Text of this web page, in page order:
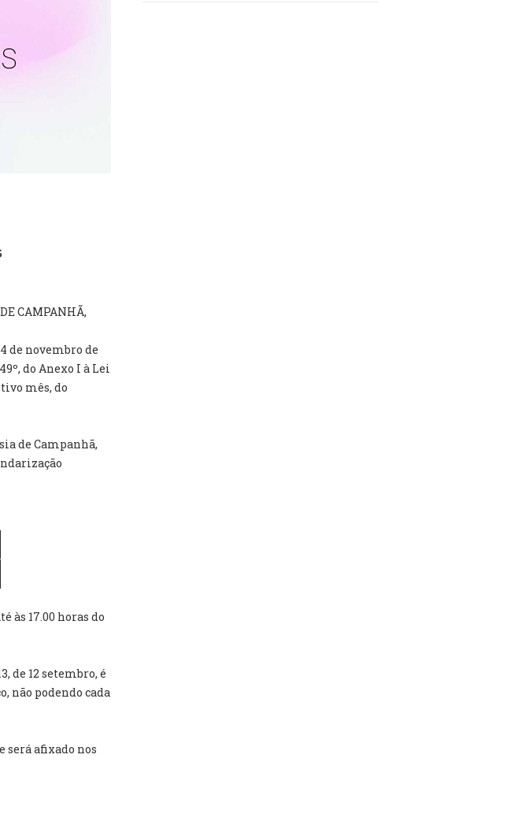
CAMPANHÃ,
de novembro de
do Anexo I à Lei
mês, do
de Campanhã,
às 17.00 horas do
de 12 setembro, é
não podendo cada
será afixado nos